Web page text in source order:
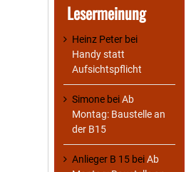
Lesermeinung
Heinz Peter bei
Handy statt
Aufsichtspflicht
Simone beiAb
Montag: Baustelle an
der B15
Anlieger B 15 beiAb